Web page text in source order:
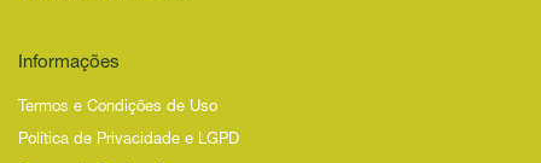
Informações
Termos e Condições de Uso
Política de Privacidade e LGPD